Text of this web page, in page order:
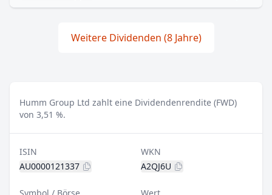
Weitere Dividenden (8 Jahre)
Humm Group Ltd zahlt eine Dividendenrendite (FWD)
von 3,51 %.
ISIN
AU0000121337
WKN
A2QJ6U